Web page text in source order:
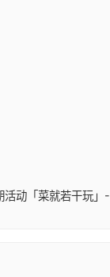
活动「菜就若干玩